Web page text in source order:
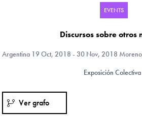
EVENTS
Discursos sobre otros
Argentina 19 Oct, 2018 - 30 Nov, 2018 Moreno, 3333,
Exposición Colectiva
Ver grafo